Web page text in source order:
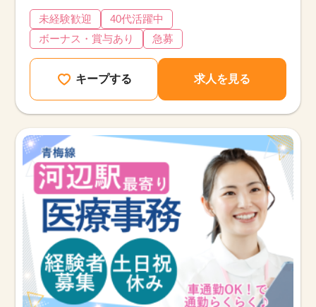
未経験歓迎
40代活躍中
ボーナス・賞与あり
急募
キープする 求人を見る
該当件数
17,033 件
他の条件を選択